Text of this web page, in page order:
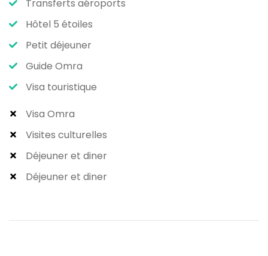
Transferts aéroports
Hôtel 5 étoiles
Petit déjeuner
Guide Omra
Visa touristique
Visa Omra
Visites culturelles
Déjeuner et diner
Déjeuner et diner